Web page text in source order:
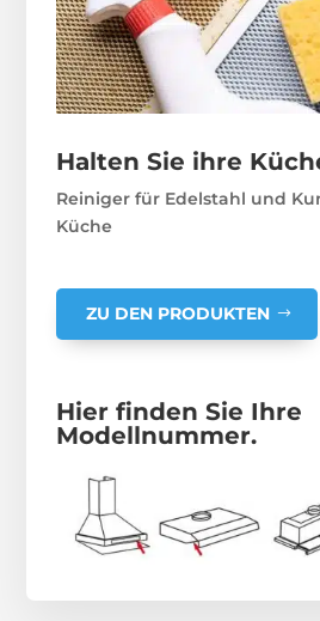
Halten Sie ihre
Reiniger für Edelstahl und
Küche
ZU DEN PRODUKTEN
Hier finden Sie Ihre
Modellnummer.